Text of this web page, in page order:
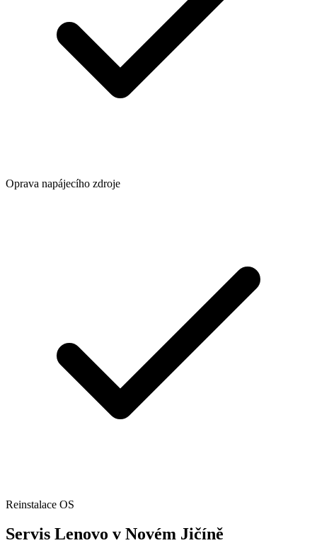
Oprava napájecího zdroje
Reinstalace OS
Servis Lenovo v Novém Jičíně